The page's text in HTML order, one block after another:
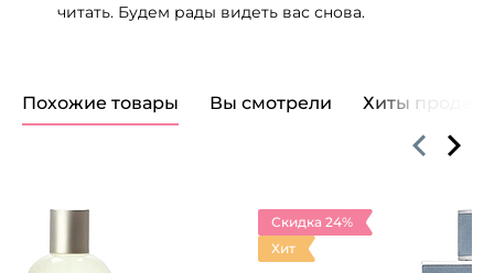
читать. Будем рады видеть вас снова.
Похожие товары Вы смотрели Хиты продаж
Скидка 24%
Хит